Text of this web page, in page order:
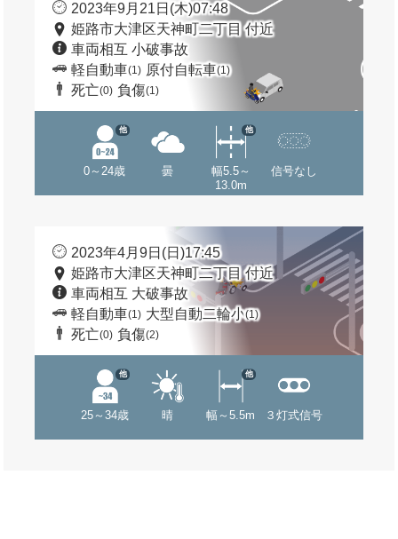
2023年9月21日(木)07:48
姫路市大津区天神町二丁目 付近
車両相互 小破事故
軽自動車(1) 原付自転車(1)
死亡(0) 負傷(1)
0～24歳
他
曇
幅5.5～
13.0m
他
信号なし
2023年4月9日(日)17:45
姫路市大津区天神町二丁目 付近
車両相互 大破事故
軽自動車(1) 大型自動二輪小(1)
死亡(0) 負傷(2)
25～34歳
他
晴 幅～5.5m
他
３灯式信号